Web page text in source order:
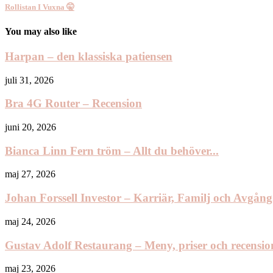
Rollistan I Vuxna 🤫
You may also like
Harpan – den klassiska patiensen
juli 31, 2026
Bra 4G Router – Recension
juni 20, 2026
Bianca Linn Fern tröm – Allt du behöver...
maj 27, 2026
Johan Forssell Investor – Karriär, Familj och
maj 24, 2026
Gustav Adolf Restaurang – Meny, priser och
maj 23, 2026